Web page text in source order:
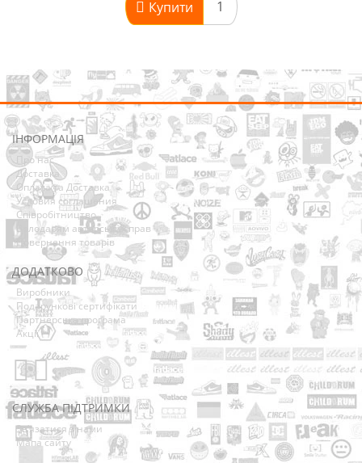
Купити
ІНФОРМАЦІЯ
Про нас
Доставка
Оплата та Доставка
Условия соглашения
Співробітництво
Володарям авторських прав
Повернення товарів
ДОДАТКОВО
Виробники
Подарункові сертифікати
Партнерська програма
Акції
СЛУЖБА ПІДТРИМКИ
Зв’язатися з нами
Мапа сайту